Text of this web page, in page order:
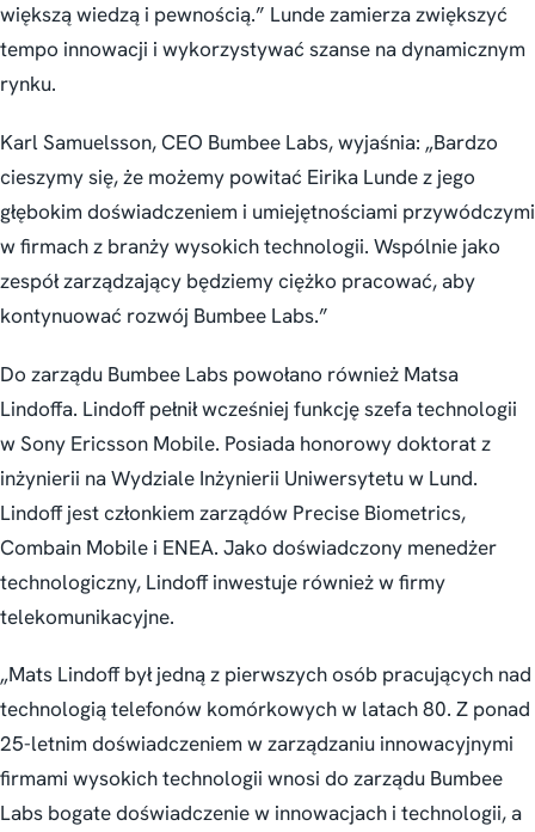
większą wiedzą i pewnością.” Lunde zamierza zwiększyć
tempo innowacji i wykorzystywać szanse na dynamicznym
rynku.
Karl Samuelsson, CEO Bumbee Labs, wyjaśnia: „Bardzo
cieszymy się, że możemy powitać Eirika Lunde z jego
głębokim doświadczeniem i umiejętnościami przywódczymi
w firmach z branży wysokich technologii. Wspólnie jako
zespół zarządzający będziemy ciężko pracować, aby
kontynuować rozwój Bumbee Labs.”
Do zarządu Bumbee Labs powołano również Matsa
Lindoffa. Lindoff pełnił wcześniej funkcję szefa technologii
w Sony Ericsson Mobile. Posiada honorowy doktorat z
inżynierii na Wydziale Inżynierii Uniwersytetu w Lund.
Lindoff jest członkiem zarządów Precise Biometrics,
Combain Mobile i ENEA. Jako doświadczony menedżer
technologiczny, Lindoff inwestuje również w firmy
telekomunikacyjne.
„Mats Lindoff był jedną z pierwszych osób pracujących nad
technologią telefonów komórkowych w latach 80. Z ponad
25-letnim doświadczeniem w zarządzaniu innowacyjnymi
firmami wysokich technologii wnosi do zarządu Bumbee
Labs bogate doświadczenie w innowacjach i technologii, a